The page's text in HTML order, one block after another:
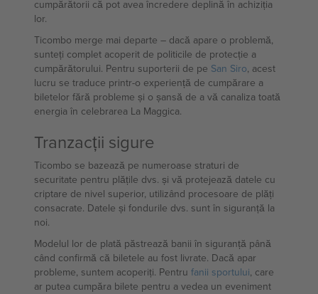
cumpărătorii că pot avea încredere deplină în achiziția
lor.
Ticombo merge mai departe – dacă apare o problemă,
sunteți complet acoperit de politicile de protecție a
cumpărătorului. Pentru suporterii de pe San Siro, acest
lucru se traduce printr-o experiență de cumpărare a
biletelor fără probleme și o șansă de a vă canaliza toată
energia în celebrarea La Maggica.
Tranzacții sigure
Ticombo se bazează pe numeroase straturi de
securitate pentru plățile dvs. și vă protejează datele cu
criptare de nivel superior, utilizând procesoare de plăți
consacrate. Datele și fondurile dvs. sunt în siguranță la
noi.
Modelul lor de plată păstrează banii în siguranță până
când confirmă că biletele au fost livrate. Dacă apar
probleme, suntem acoperiți. Pentru fanii sportului, care
ar putea cumpăra bilete pentru a vedea un eveniment